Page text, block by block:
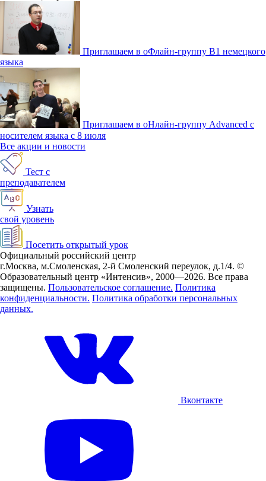
Приглашаем в оФлайн-группу В1 немецкого
языка
Приглашаем в оНлайн-группу Advanced с
носителем языка с 8 июля
Все акции и новости
Тест с
преподавателем
Узнать
свой уровень
Посетить открытый урок
Официальный российский центр
г.Москва, м.Смоленская, 2-й Смоленский переулок, д.1/4. ©
Образовательный центр «Интенсив», 2000—2026. Все права
защищены. Пользовательское соглашение. Политика
конфиденциальности. Политика обработки персональных
данных.
Вконтакте